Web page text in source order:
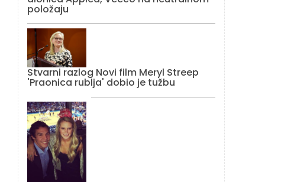
položaju
Stvarni razlog Novi film Meryl Streep
'Praonica rublja' dobio je tužbu